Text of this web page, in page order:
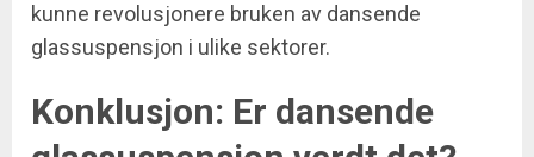
kunne revolusjonere bruken av dansende
glassuspensjon i ulike sektorer.
Konklusjon: Er dansende